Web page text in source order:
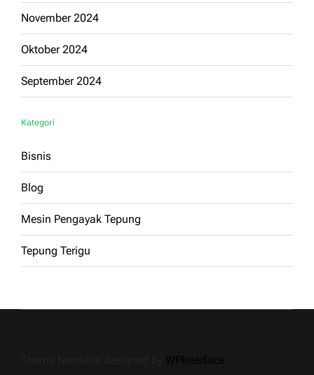
November 2024
Oktober 2024
September 2024
Kategori
Bisnis
Blog
Mesin Pengayak Tepung
Tepung Terigu